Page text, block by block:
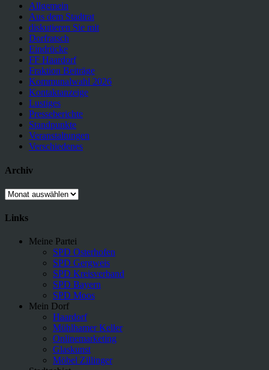
Allgemein
Aus dem Stadtrat
diskutieren Sie mit
Dorfratsch
Eindrücke
FF Haardorf
Fraktion Beiträge
Kommunalwahl 2026
Kontaktanzeige
Lustiges
Presseberichte
Standpunkte
Veranstaltungen
Verschiedenes
Archiv
Archiv
Links
Meine Partei
SPD Osterhofen
SPD Gergweis
SPD Kreisverband
SPD Bayern
SPD Moos
Mein Dorf
Haardorf
Mühlhamer Keller
Onlinemarketing
Glaskunst
Möbel Zillinger